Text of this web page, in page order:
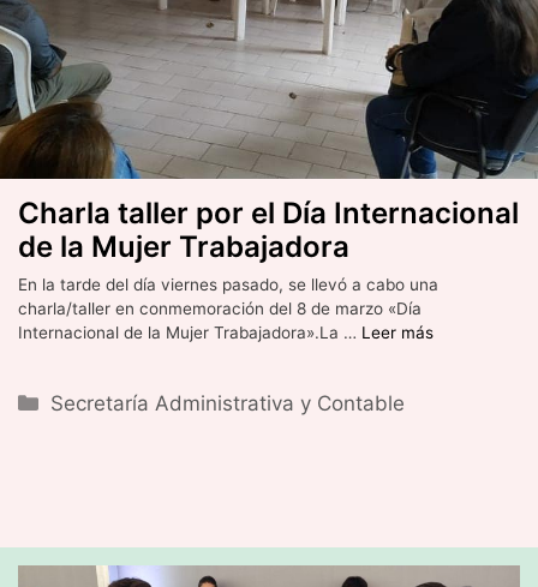
Charla taller por el Día Internacional
de la Mujer Trabajadora
En la tarde del día viernes pasado, se llevó a cabo una
charla/taller en conmemoración del 8 de marzo «Día
Internacional de la Mujer Trabajadora».La … Leer más
Categorías
Secretaría Administrativa y Contable